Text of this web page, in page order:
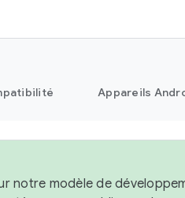
Appareils
notre modèle de